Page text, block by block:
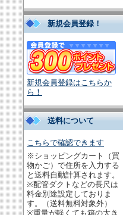
新規会員登録！
新規会員登録はこちらか
ら！
送料について
こちらで確認できます
※ショッピングカート（買
物かご）で住所を入力する
と送料自動計算されます。
※配管ダクトなどの長尺は
料金別途設定しておりま
す。（送料無料対象外）
※重量が軽くても箱の大き